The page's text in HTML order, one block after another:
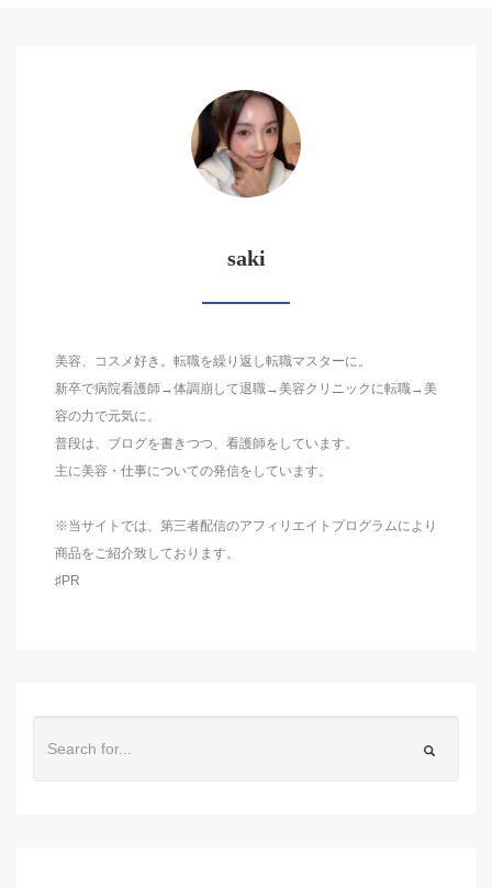
saki
美容、コスメ好き。転職を繰り返し転職マスターに。
新卒で病院看護師→体調崩して退職→美容クリニックに転職→美
容の力で元気に。
普段は、ブログを書きつつ、看護師をしています。
主に美容・仕事についての発信をしています。
※当サイトでは、第三者配信のアフィリエイトプログラムにより
商品をご紹介致しております。
♯PR